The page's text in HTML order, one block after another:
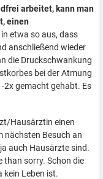
arbeitet, kann man
einen
in etwa so aus, dass
anschließend wieder
die Druckschwankung
bei der Atmung
2x gemacht gehabt. Es
Hausärztin einen
nächsten Besuch an
auch Hausärzte sind.
than sorry. Schon die
kein Leben ist.